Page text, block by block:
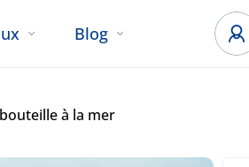
Blog
à la mer